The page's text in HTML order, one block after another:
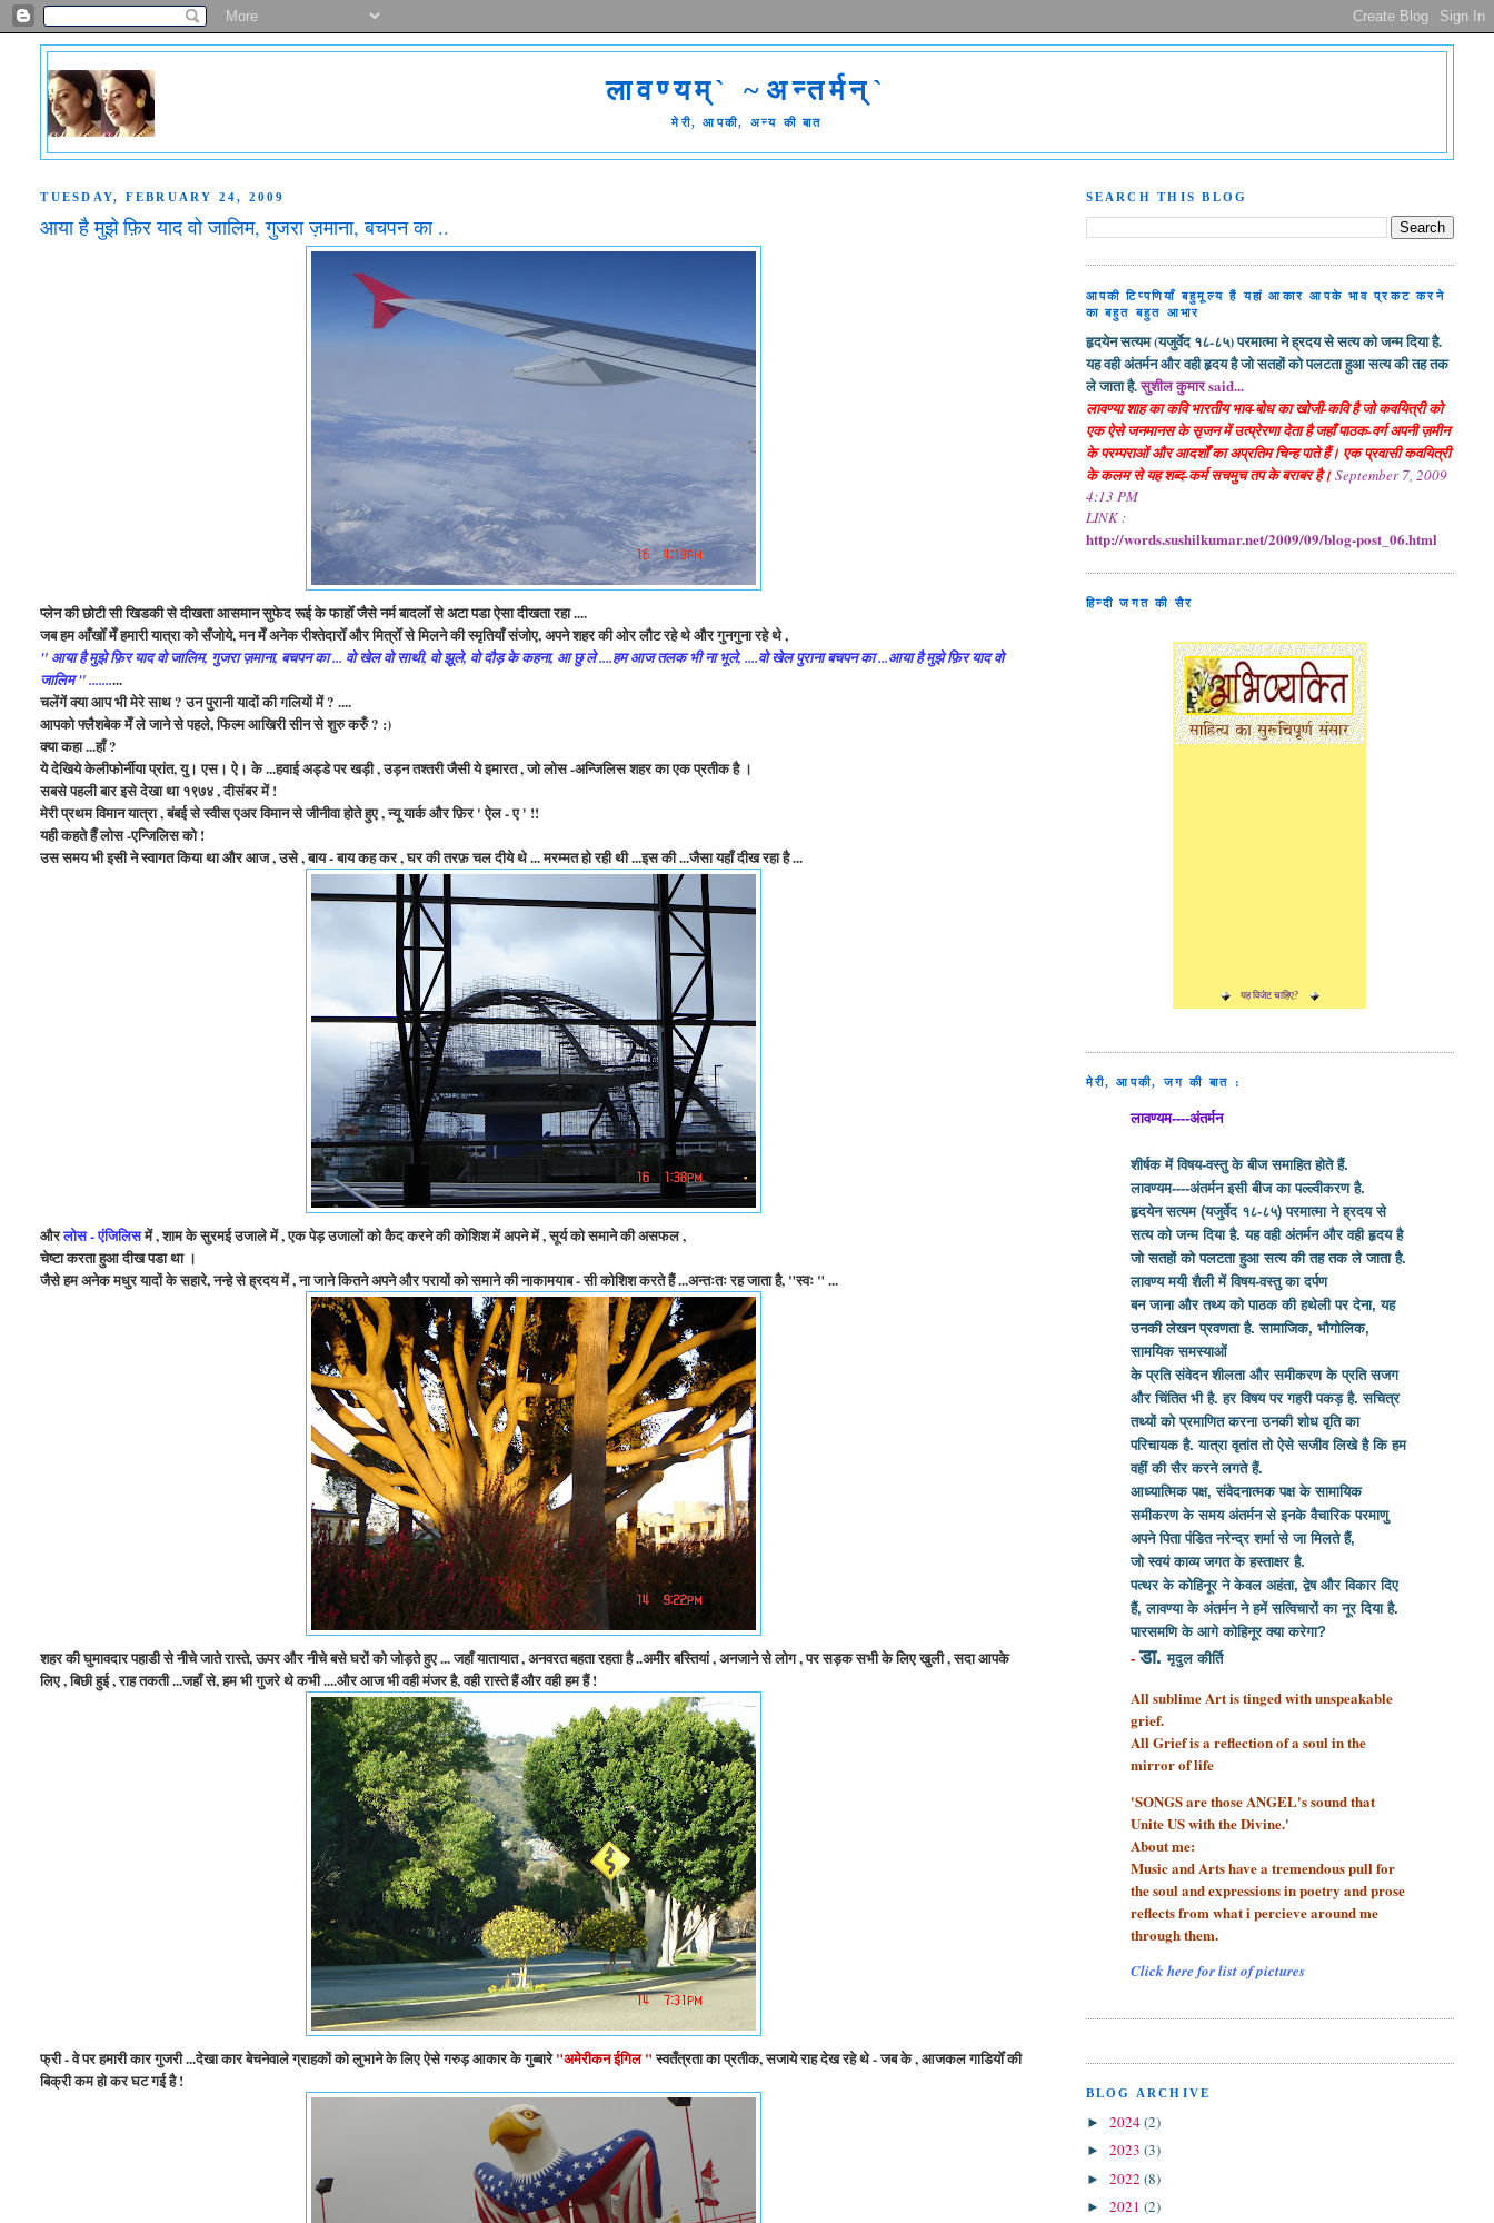
लावण्यम्` ~अन्तर्मन्`
मेरी, आपकी, अन्य की बात
TUESDAY, FEBRUARY 24, 2009
आया है मुझे फ़िर याद वो जालिम, गुजरा ज़माना, बचपन का ..
प्लेन की छोटी सी खिडकी से दीखता आसमान सुफेद रूई के फाहोँ जैसे नर्म बादलोँ से अटा पडा ऐसा दीखता रहा ....
जब हम आँखोँ मेँ हमारी यात्रा को सँजोये, मन मेँ अनेक रीश्तेदारोँ और मित्रोँ से मिलने की स्मृतियाँ संजोए, अपने शहर की ओर लौट रहे थे और गुनगुना रहे थे ,
" आया है मुझे फ़िर याद वो जालिम, गुजरा ज़माना, बचपन का ... वो खेल वो साथी, वो झूले, वो दौड़ के कहना, आ छु ले ....हम आज तलक भी ना भूले, ....वो खेल पुराना बचपन का ...आया है मुझे फ़िर याद वो
जालिम " ..........
चलेंगें क्या आप भी मेरे साथ ? उन पुरानी यादों की गलियों में ? ....
आपको फ्लैशबेक मेँ ले जाने से पहले, फिल्म आखिरी सीन से शुरु करुँ ? :)
क्या कहा ...हाँ ?
ये देखिये केलीफोर्नीया प्रांत, यु। एस। ऐ। के ...हवाई अड्डे पर खड़ी , उड़न तश्तरी जैसी ये इमारत , जो लोस -अन्जिलिस शहर का एक प्रतीक है ।
सबसे पहली बार इसे देखा था १९७४ , दीसंबर में !
मेरी प्रथम विमान यात्रा , बंबई से स्वीस एअर विमान से जीनीवा होते हुए , न्यू यार्क और फ़िर ' ऐल - ए ' !!
यही कहते हैँ लोस -एन्जिलिस को !
उस समय भी इसी ने स्वागत किया था और आज , उसे , बाय - बाय कह कर , घर की तरफ़ चल दीये थे ... मरम्मत हो रही थी ...इस की ...जैसा यहाँ दीख रहा है ...
औरलोस - एंजिलिसमें , शाम के सुरमई उजाले में , एक पेड़ उजालों को कैद करने की कोशिश में अपने में , सूर्य को समाने की असफल ,
चेष्टा करता हुआ दीख पडा था ।
जैसे हम अनेक मधुर यादों के सहारे, नन्हे से ह्रदय में , ना जाने कितने अपने और परायों को समाने की नाकामयाब - सी कोशिश करते हैं ...अन्तःतः रह जाता है, "स्वः " ...
शहर की घुमावदार पहाडी से नीचे जाते रास्ते, ऊपर और नीचे बसे घरों को जोड़ते हुए ... जहाँ यातायात , अनवरत बहता रहता है ..अमीर बस्तियां , अनजाने से लोग , पर सड़क सभी के लिए खुली , सदा आपके
लिए , बिछी हुई , राह तकती ...जहाँ से, हम भी गुजरे थे कभी ....और आज भी वही मंजर है, वही रास्ते हैं और वही हम हैं !
फ्री - वे पर हमारी कार गुजरी ...देखा कार बेचनेवाले ग्राहकों को लुभाने के लिए ऐसे गरुड़ आकार के गुब्बारे"अमेरीकन ईगिल "स्वतँत्रता का प्रतीक, सजाये राह देख रहे थे - जब के , आजकल गाडियोँ की
बिक्री कम हो कर घट गई है !
SEARCH THIS BLOG
आपकी टिप्पणियाँ बहुमूल्य हैं यहां आकार आपके भाव प्रकट करने
का बहुत बहुत आभार
हृदयेन सत्यम (यजुर्वेद १८-८५) परमात्मा ने ह्रदय से सत्य को जन्म दिया है.
यह वही अंतर्मन और वही हृदय है जो सतहों को पलटता हुआ सत्य की तह तक
ले जाता है.सुशील कुमार said...
लावण्या शाह का कवि भारतीय भाव-बोध का खोजी-कवि है जो कवयित्री को
एक ऐसे जनमानस के सृजन में उत्प्रेरणा देता है जहाँ पाठक-वर्ग अपनी ज़मीन
के परम्पराओं और आदर्शों का अप्रतिम चिन्ह पाते हैं। एक प्रवासी कवयित्री
के कलम से यह शब्द-कर्म सचमुच तप के बराबर है। September 7, 2009
4:13 PM
LINK :
http://words.sushilkumar.net/2009/09/blog-post_06.html
हिन्दी जगत की सैर
यह विजेट चाहिए?
मेरी, आपकी, जग की बात :
लावण्यम----अंतर्मन
शीर्षक में विषय-वस्तु के बीज समाहित होते हैं.
लावण्यम----अंतर्मन इसी बीज का पल्ल्वीकरण है.
हृदयेन सत्यम (यजुर्वेद १८-८५) परमात्मा ने ह्रदय से
सत्य को जन्म दिया है. यह वही अंतर्मन और वही हृदय है
जो सतहों को पलटता हुआ सत्य की तह तक ले जाता है.
लावण्य मयी शैली में विषय-वस्तु का दर्पण
बन जाना और तथ्य को पाठक की हथेली पर देना, यह
उनकी लेखन प्रवणता है. सामाजिक, भौगोलिक,
सामयिक समस्याओं
के प्रति संवेदन शीलता और समीकरण के प्रति सजग
और चिंतित भी है. हर विषय पर गहरी पकड़ है. सचित्र
तथ्यों को प्रमाणित करना उनकी शोध वृति का
परिचायक है. यात्रा वृतांत तो ऐसे सजीव लिखे है कि हम
वहीं की सैर करने लगते हैं.
आध्यात्मिक पक्ष, संवेदनात्मक पक्ष के सामायिक
समीकरण के समय अंतर्मन से इनके वैचारिक परमाणु
अपने पिता पंडित नरेन्द्र शर्मा सेजा मिलते हैं,
जो स्वयं काव्य जगत के हस्ताक्षर है.
पत्थर के कोहिनूर ने केवल अहंता, द्वेष और विकार दिए
हैं, लावण्या के अंतर्मन ने हमें सत्विचारों का नूर दिया है.
पारसमणि के आगे कोहिनूर क्या करेगा?
- डा.मृदुल कीर्ति
All sublime Art is tinged with unspeakable
grief.
All Grief is a reflection of a soulin the
mirror of life
'SONGS are those ANGEL's sound that
Unite US with the Divine.'
About me:
Music and Arts have a tremendous pull for
the soul and expressions in poetry and prose
reflects from what i percieve around me
through them.
Click here for list of pictures
BLOG ARCHIVE
► 2024(2)
► 2023 (3)
► 2022 (8)
► 2021 (2)